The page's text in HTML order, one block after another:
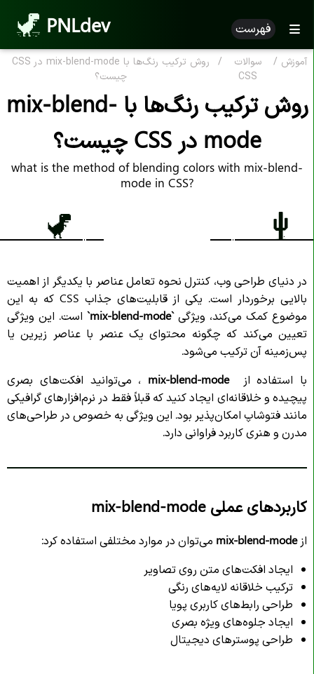
PNLdev فهرست
آموزش /
سوالات
CSS
/
روش ترکیب رنگ‌ها با mix-blend-mode در CSS
چیست؟
روش ترکیب رنگ‌ها با mix-blend-
mode در CSS چیست؟
what is the method of blending colors with mix-blend-
mode in CSS?
در دنیای طراحی وب، کنترل نحوه تعامل عناصر با یکدیگر از اهمیت
بالایی برخوردار است. یکی از قابلیت‌های جذاب CSS که به این
موضوع کمک می‌کند، ویژگی`mix-blend-mode`
است. این ویژگی
تعیین می‌کند که چگونه محتوای یک عنصر با عناصر زیرین یا
پس‌زمینه آن ترکیب می‌شود.
با استفاده ازmix-blend-mode ، می‌توانید افکت‌های بصری
پیچیده و خلاقانه‌ای ایجاد کنید که قبلاً فقط در نرم‌افزارهای گرافیکی
مانند فتوشاپ امکان‌پذیر بود. این ویژگی به خصوص در طراحی‌های
مدرن و هنری کاربرد فراوانی دارد.
کاربردهای عملی mix-blend-mode
ازmix-blend-mode می‌توان در موارد مختلفی استفاده کرد:
ایجاد افکت‌های متن روی تصاویر
ترکیب خلاقانه لایه‌های رنگی
طراحی رابط‌های کاربری پویا
ایجاد جلوه‌های ویژه بصری
طراحی پوسترهای دیجیتال